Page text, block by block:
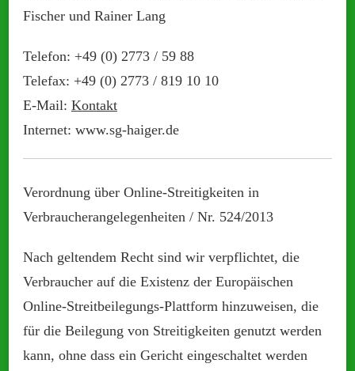
Fischer und Rainer Lang
Telefon: +49 (0) 2773 / 59 88
Telefax: +49 (0) 2773 / 819 10 10
E-Mail: Kontakt
Internet: www.sg-haiger.de
Verordnung über Online-Streitigkeiten in
Verbraucherangelegenheiten / Nr. 524/2013
Nach geltendem Recht sind wir verpflichtet, die
Verbraucher auf die Existenz der Europäischen
Online-Streitbeilegungs-Plattform hinzuweisen, die
für die Beilegung von Streitigkeiten genutzt werden
kann, ohne dass ein Gericht eingeschaltet werden